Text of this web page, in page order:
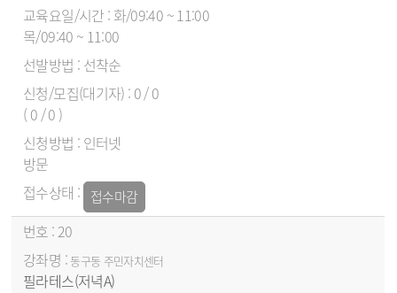
화/09:40 ~ 11:00
목/09:40 ~ 11:00
선착순
0 / 0
( 0 / 0 )
인터넷
방문
접수마감
20
동구동 주민자치센터
필라테스(저녁A)